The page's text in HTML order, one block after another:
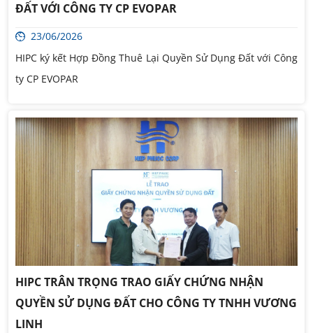
ĐẤT VỚI CÔNG TY CP EVOPAR
23/06/2026
HIPC ký kết Hợp Đồng Thuê Lại Quyền Sử Dụng Đất với Công
ty CP EVOPAR
HIPC TRÂN TRỌNG TRAO GIẤY CHỨNG NHẬN
QUYỀN SỬ DỤNG ĐẤT CHO CÔNG TY TNHH VƯƠNG
LINH